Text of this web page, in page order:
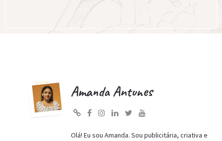
Amanda Antunes
Olá! Eu sou Amanda. Sou publicitária, criativa e